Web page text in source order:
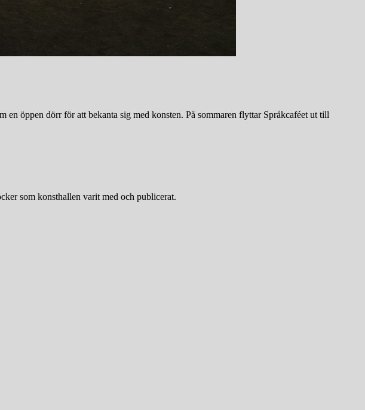
öppen dörr för att bekanta sig med konsten. På sommaren flyttar Språkcaféet ut till
som konsthallen varit med och publicerat.